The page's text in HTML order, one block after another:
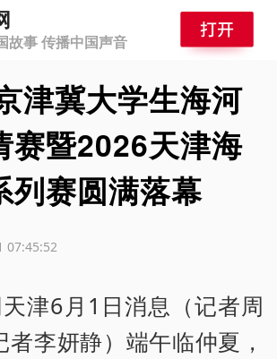
故事 传播中国声音
津冀大学生海河
赛暨2026天津海
列赛圆满落幕
07:45:52
津6月1日消息（记者周
李妍静）端午临仲夏，